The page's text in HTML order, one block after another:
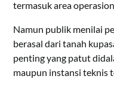
termasuk area
Namun publik menilai
berasal dari tanah
penting yang patut
maupun instansi teknis